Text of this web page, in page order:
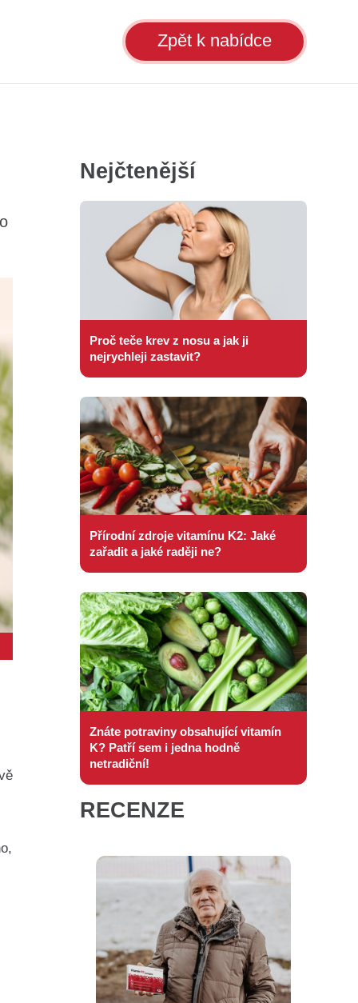
Zpět k nabídce
Nejčtenější
Proč teče krev z nosu a jak ji
nejrychleji zastavit?
Přírodní zdroje vitamínu K2: Jaké
zařadit a jaké raději ne?
Znáte potraviny obsahující vitamín
K? Patří sem i jedna hodně
netradiční!
RECENZE